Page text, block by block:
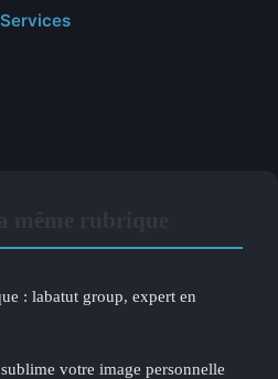
: labatut group, expert en
votre image personnelle